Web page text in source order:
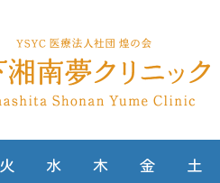
火 水 木 金 土